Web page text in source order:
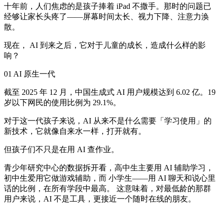
十年前，人们焦虑的是孩子捧着 iPad 不撒手。那时的问题已
经够让家长头疼了——屏幕时间太长、视力下降、注意力涣
散。
现在， AI 到来之后，它对于儿童的成长，造成什么样的影
响？
01 AI 原生一代
截至 2025 年 12 月，中国生成式 AI 用户规模达到 6.02 亿。19
岁以下网民的使用比例为 29.1%。
对于这一代孩子来说，AI 从来不是什么需要「学习使用」的
新技术，它就像自来水一样，打开就有。
但孩子们不只是在用 AI 查作业。
青少年研究中心的数据拆开看，高中生主要用 AI 辅助学习，
初中生爱用它做游戏辅助，而 小学生——用 AI 聊天和说心里
话的比例，在所有学段中最高。 这意味着，对最低龄的那群
用户来说，AI 不是工具，更接近一个随时在线的朋友。